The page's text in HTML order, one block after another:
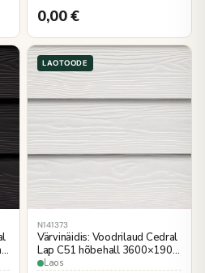
0,00€
LAOTOODE
N141373
Värvinäidis: Voodrilaud Cedral
Lap C51 hõbehall 3600×190
mm puiduimitatsioon
Laos